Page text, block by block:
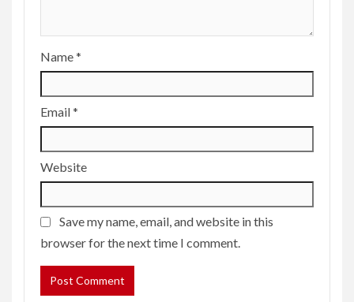
Name*
Email*
Website
Save my name, email, and website in this
browser for the next time I comment.